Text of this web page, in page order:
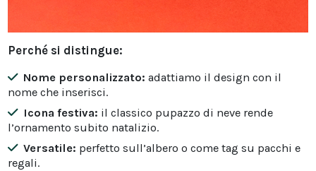
Perché si distingue:
Nome personalizzato: adattiamo il design con il
nome che inserisci.
Icona festiva: il classico pupazzo di neve rende
l’ornamento subito natalizio.
Versatile: perfetto sull’albero o come tag su pacchi e
regali.